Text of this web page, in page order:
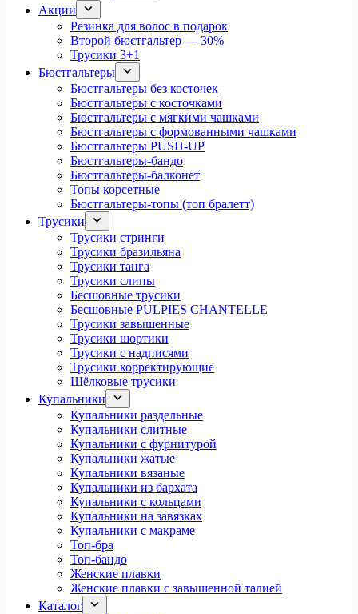
Акции
Резинка для волос в подарок
Второй бюстгальтер — 30%
Трусики 3+1
Бюстгальтеры
Бюстгальтеры без косточек
Бюстгальтеры с косточками
Бюстгальтеры с мягкими чашками
Бюстгальтеры с формованными чашками
Бюстгальтеры PUSH-UP
Бюстгальтеры-бандо
Бюстгальтеры-балконет
Топы корсетные
Бюстгальтеры-топы (топ бралетт)
Трусики
Трусики стринги
Трусики бразильяна
Трусики танга
Трусики слипы
Бесшовные трусики
Бесшовные PULPIES CHANTELLE
Трусики завышенные
Трусики шортики
Трусики с надписями
Трусики корректирующие
Шёлковые трусики
Купальники
Купальники раздельные
Купальники слитные
Купальники с фурнитурой
Купальники жатые
Купальники вязаные
Купальники из бархата
Купальники с кольцами
Купальники на завязках
Купальники с макраме
Топ-бра
Топ-бандо
Женские плавки
Женские плавки с завышенной талией
Каталог